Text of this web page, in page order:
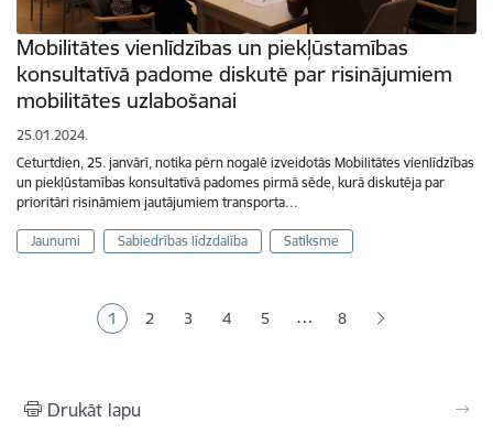
Mobilitātes vienlīdzības un piekļūstamības
konsultatīvā padome diskutē par risinājumiem
mobilitātes uzlabošanai
25.01.2024.
Ceturtdien, 25. janvārī, notika pērn nogalē izveidotās Mobilitātes vienlīdzības
un piekļūstamības konsultatīvā padomes pirmā sēde, kurā diskutēja par
prioritāri risināmiem jautājumiem transporta…
Jaunumi Sabiedrības līdzdalība Satiksme
Pašreizējā lapa
1 Lapa
2 Lapa
3 Lapa
4 Lapa
5 … 8
Drukāt lapu